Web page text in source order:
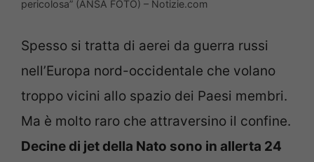
pericolosa” (ANSA FOTO) – Notizie.com
Spesso si tratta di aerei da guerra russi
nell’Europa nord-occidentale che volano
troppo vicini allo spazio dei Paesi membri.
Ma è molto raro che attraversino il confine.
Decine di jet della Nato sono in allerta 24